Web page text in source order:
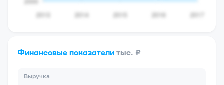
Финансовые показатели тыс. ₽
Выручка